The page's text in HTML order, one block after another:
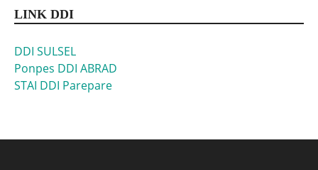
LINK DDI
DDI SULSEL
Ponpes DDI ABRAD
STAI DDI Parepare